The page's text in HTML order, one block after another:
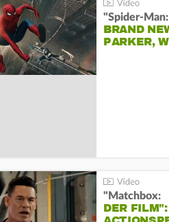
"Spider-Man:
BRAND
PARKER,
"Matchbox:
DER